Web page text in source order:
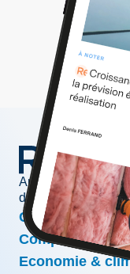
Au service de
développement
Conjoncture &
Compétitivité &
Economie &